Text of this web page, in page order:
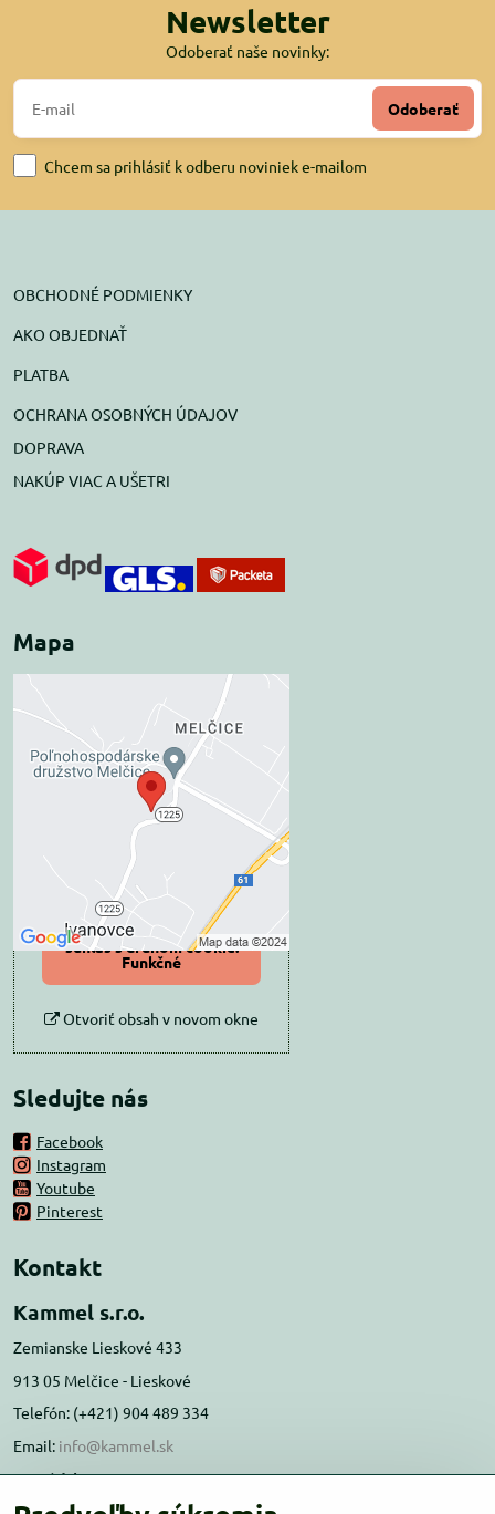
Newsletter
Odoberať naše novinky:
Odoberať
Chcem sa prihlásiť k odberu noviniek e-mailom
OBCHODNÉ PODMIENKY
AKO OBJEDNAŤ
PLATBA
OCHRANA OSOBNÝCH ÚDAJOV
DOPRAVA
NAKÚP VIAC A UŠETRI
Mapa
Externý obsah je
blokovaný Voľbami
súkromia
Prajete si načítať externý obsah?
Povoliť tentokrát
Povoliť a zapamätať -
súhlas s druhom cookie:
Funkčné
Otvoriť obsah v novom okne
Sledujte nás
Facebook
Instagram
Youtube
Pinterest
Kontakt
Kammel s.r.o.
Zemianske Lieskové 433
913 05 Melčice - Lieskové
Telefón: (+421) 904 489 334
Email: info@kammel.sk
Prevádzka: